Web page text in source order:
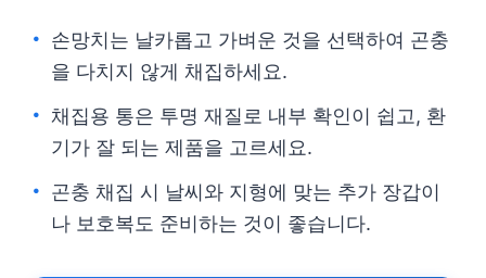
손망치는 날카롭고 가벼운 것을 선택하여 곤충
을 다치지 않게 채집하세요.
채집용 통은 투명 재질로 내부 확인이 쉽고, 환
기가 잘 되는 제품을 고르세요.
곤충 채집 시 날씨와 지형에 맞는 추가 장갑이
나 보호복도 준비하는 것이 좋습니다.